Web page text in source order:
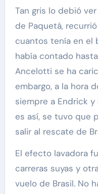
Tan gris lo debió
de Paquetá,
cuantos tenía en el
había contado
Ancelotti se ha
embargo, a la hora
siempre a Endrick
es así, se tuvo que
salir al rescate de
El efecto lavadora
carreras suyas y
vuelo de Brasil. No